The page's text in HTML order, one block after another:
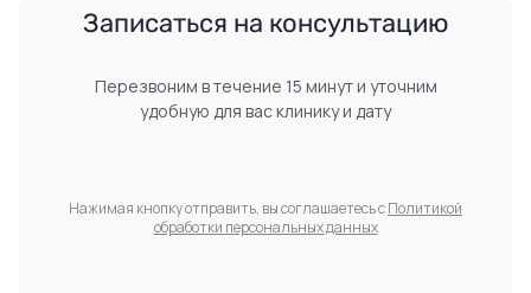
Записаться на консультацию
Перезвоним в течение 15 минут и уточним
удобную для вас клинику и дату
Нажимая кнопку отправить, вы соглашаетесь сПолитикой
обработки персональных данных